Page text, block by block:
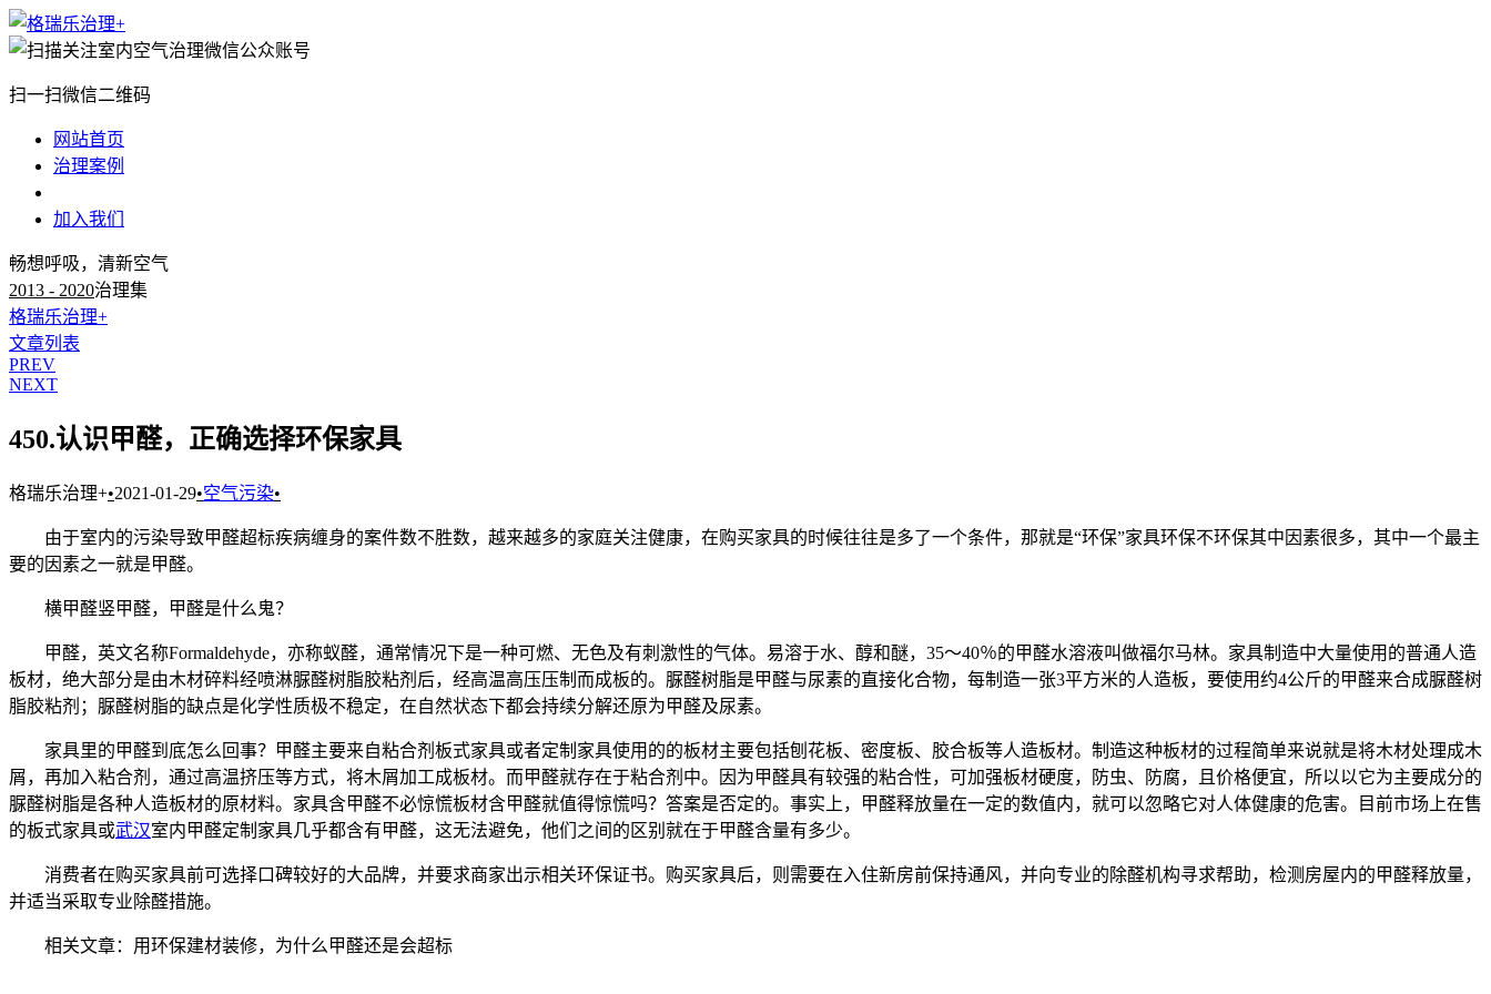
扫一扫微信二维码
网站首页
治理案例
加入我们
畅想呼吸，清新空气
2013 - 2020治理集
格瑞乐治理+
文章列表
PREV
NEXT
450.认识甲醛，正确选择环保家具
格瑞乐治理+•2021-01-29•空气污染•
由于室内的污染导致甲醛超标疾病缠身的案件数不胜数，越来越多的家庭关注健康，在购买家具的时候往往是多了一个条件，那就是“环保”家具环保不环保其中因素很多，其中一个最主
要的因素之一就是甲醛。
横甲醛竖甲醛，甲醛是什么鬼？
甲醛，英文名称Formaldehyde，亦称蚁醛，通常情况下是一种可燃、无色及有刺激性的气体。易溶于水、醇和醚，35～40％的甲醛水溶液叫做福尔马林。家具制造中大量使用的普通人造
板材，绝大部分是由木材碎料经喷淋脲醛树脂胶粘剂后，经高温高压压制而成板的。脲醛树脂是甲醛与尿素的直接化合物，每制造一张3平方米的人造板，要使用约4公斤的甲醛来合成脲醛树
脂胶粘剂；脲醛树脂的缺点是化学性质极不稳定，在自然状态下都会持续分解还原为甲醛及尿素。
家具里的甲醛到底怎么回事？甲醛主要来自粘合剂板式家具或者定制家具使用的的板材主要包括刨花板、密度板、胶合板等人造板材。制造这种板材的过程简单来说就是将木材处理成木
屑，再加入粘合剂，通过高温挤压等方式，将木屑加工成板材。而甲醛就存在于粘合剂中。因为甲醛具有较强的粘合性，可加强板材硬度，防虫、防腐，且价格便宜，所以以它为主要成分的
脲醛树脂是各种人造板材的原材料。家具含甲醛不必惊慌板材含甲醛就值得惊慌吗？答案是否定的。事实上，甲醛释放量在一定的数值内，就可以忽略它对人体健康的危害。目前市场上在售
的板式家具或武汉室内甲醛定制家具几乎都含有甲醛，这无法避免，他们之间的区别就在于甲醛含量有多少。
消费者在购买家具前可选择口碑较好的大品牌，并要求商家出示相关环保证书。购买家具后，则需要在入住新房前保持通风，并向专业的除醛机构寻求帮助，检测房屋内的甲醛释放量，
并适当采取专业除醛措施。
相关文章：用环保建材装修，为什么甲醛还是会超标